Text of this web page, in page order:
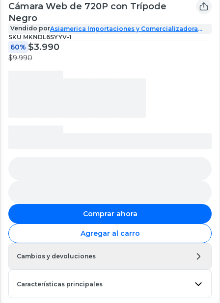
Cámara Web de 720P con Trípode
Negro
Vendido porAsiamerica Importaciones y Comercializadora
SPA
SKU MKNDL6SYYV-1
60% $3.990
$9.990
Comprar ahora
Agregar al carro
Cambios y devoluciones
Características principales